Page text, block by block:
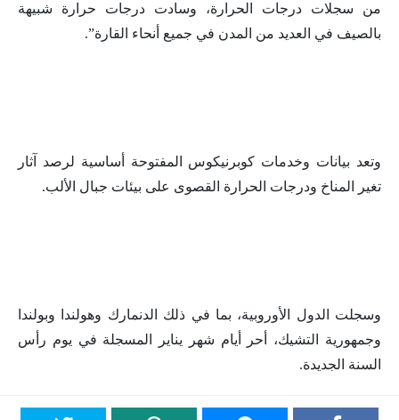
من سجلات درجات الحرارة، وسادت درجات حرارة شبيهة
بالصيف في العديد من المدن في جميع أنحاء القارة”.
وتعد بيانات وخدمات كوبرنيكوس المفتوحة أساسية لرصد آثار
تغير المناخ ودرجات الحرارة القصوى على بيئات جبال الألب.
وسجلت الدول الأوروبية، بما في ذلك الدنمارك وهولندا وبولندا
وجمهورية التشيك، أحر أيام شهر يناير المسجلة في يوم رأس
السنة الجديدة.